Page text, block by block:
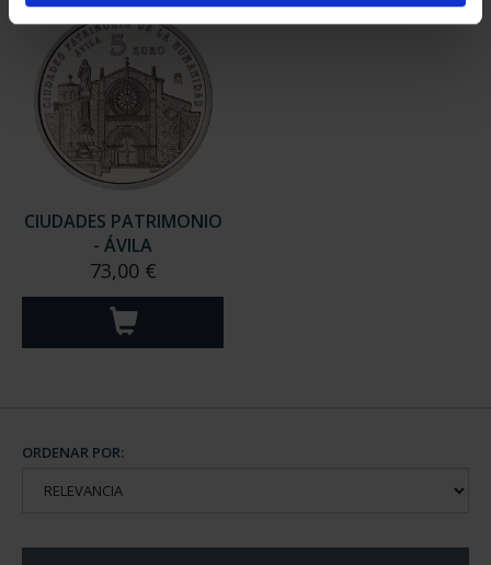
CIUDADES PATRIMONIO
- ÁVILA
73,00 €
ORDENAR POR: